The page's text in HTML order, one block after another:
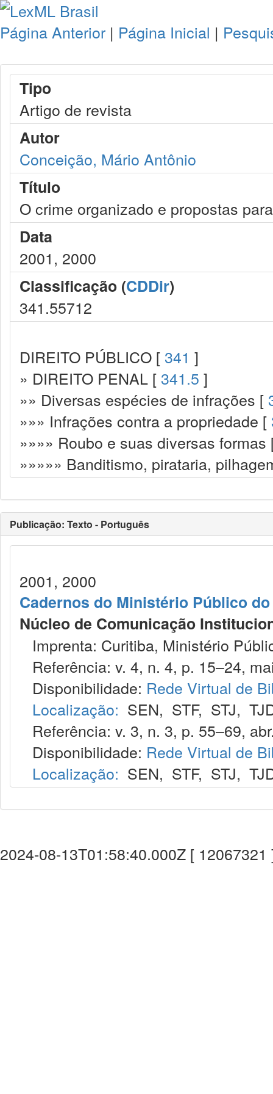
Página Anterior | Página Inicial |
Tipo
Artigo de revista
Autor
Conceição, Mário Antônio
Título
O crime organizado e propostas
Data
2001, 2000
Classificação (CDDir)
341.55712
DIREITO PÚBLICO [ 341 ]
» DIREITO PENAL [ 341.5 ]
»» Diversas espécies de infrações [
»»» Infrações contra a propriedade [
»»»» Roubo e suas diversas
»»»»» Banditismo, pirataria,
Publicação: Texto - Português
2001, 2000
Cadernos do Ministério Público
Núcleo de Comunicação
Imprenta: Curitiba, Ministério
Referência: v. 4, n. 4, p. 15–24,
Disponibilidade: Rede Virtual de
Localização: SEN, STF, STJ,
Referência: v. 3, n. 3, p. 55–69,
Disponibilidade: Rede Virtual de
Localização: SEN, STF, STJ,
2024-08-13T01:58:40.000Z [ 12067321